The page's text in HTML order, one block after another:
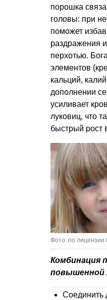
порошка
головы: при
поможет
раздражения
перхотью.
элементов
кальций,
дополнении
усиливает
луковиц, что
быстрый рост
Фото: по лицензии
Комбинация
повышенной
Соединить